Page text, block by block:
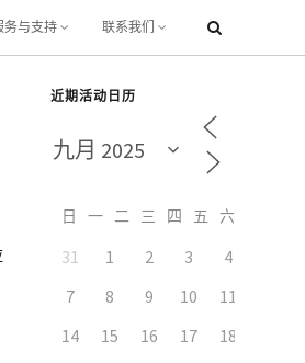
务与支持 联系我们
近期活动日历
日 一 二 三 四 五
31 1 2 3 4
7
8 9 10 11
14
15 16 17 18